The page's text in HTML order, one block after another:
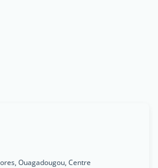
Ouagadougou, Centre